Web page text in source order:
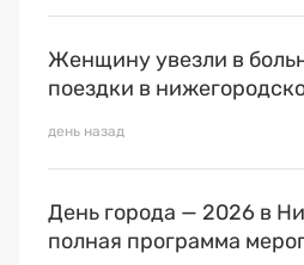
Женщину увезли в
поездки в
день назад
День города — 2026 в
полная программа